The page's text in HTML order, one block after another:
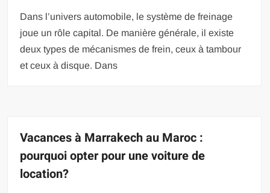
Dans l’univers automobile, le système de freinage
joue un rôle capital. De manière générale, il existe
deux types de mécanismes de frein, ceux à tambour
et ceux à disque. Dans
Vacances à Marrakech au Maroc :
pourquoi opter pour une voiture de
location?